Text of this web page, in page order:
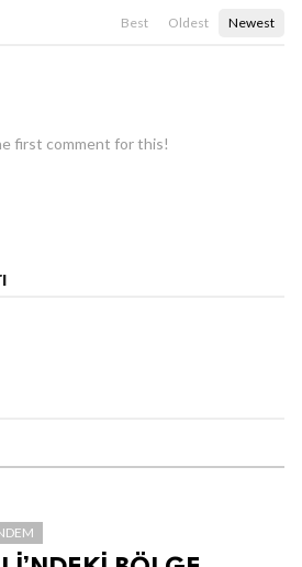
Best Oldest Newest
first comment for this!